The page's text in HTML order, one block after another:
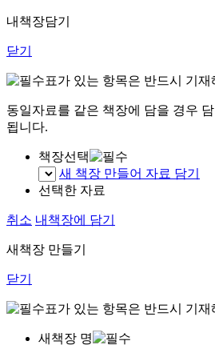
내책장담기
닫기
표가 있는 항목은 반드시 기
동일자료를 같은 책장에 담을 경우
됩니다.
책장선택
새 책장 만들어 자료 담기
선택한 자료
취소 내책장에 담기
새책장 만들기
닫기
표가 있는 항목은 반드시 기
새책장 명